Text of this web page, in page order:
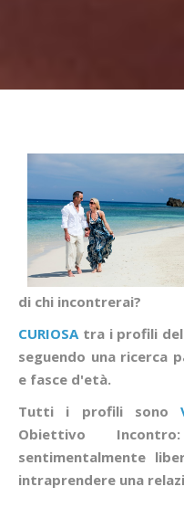
di chi incontrerai?
CURIOSA tra i profili
seguendo una ricerca
e fasce d'età.
Tutti i profili sono
Obiettivo
sentimentalmente
intraprendere una